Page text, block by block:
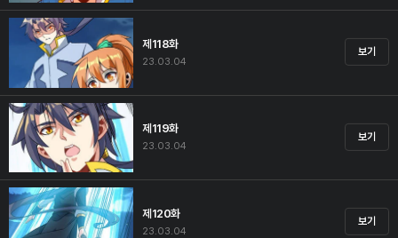
제118화
23.03.04
보기
제119화
23.03.04
보기
제120화
23.03.04
보기